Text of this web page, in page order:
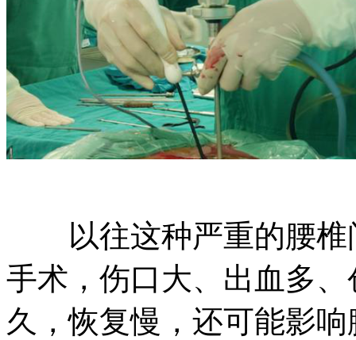
以往这种严重的腰椎
手术，伤口大、出血多
久，恢复慢，还可能影